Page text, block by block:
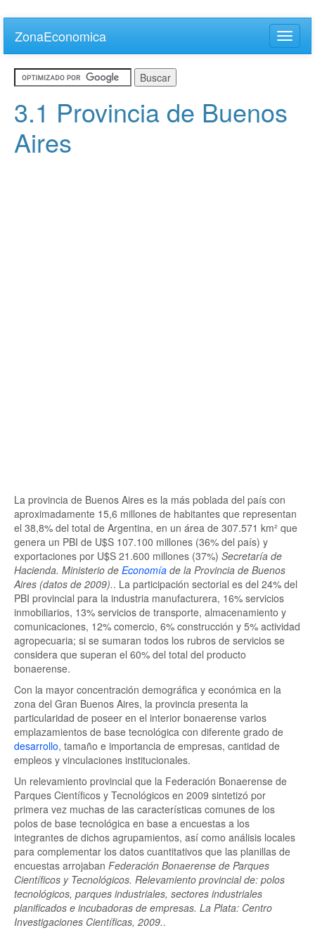
main
content
ZonaEconomica
Toggle
3.1 Provincia de Buenos
Aires
La provincia de Buenos Aires es la más poblada del país con
aproximadamente 15,6 millones de habitantes que representan
el 38,8% del total de Argentina, en un área de 307.571 km² que
genera un PBI de U$S 107.100 millones (36% del país) y
exportaciones por U$S 21.600 millones (37%) Secretaría de
Hacienda. Ministerio de Economía de la Provincia de Buenos
Aires (datos de 2009).. La participación sectorial es del 24% del
PBI provincial para la industria manufacturera, 16% servicios
inmobiliarios, 13% servicios de transporte, almacenamiento y
comunicaciones, 12% comercio, 6% construcción y 5% actividad
agropecuaria; si se sumaran todos los rubros de servicios se
considera que superan el 60% del total del producto
bonaerense.
Con la mayor concentración demográfica y económica en la
zona del Gran Buenos Aires, la provincia presenta la
particularidad de poseer en el interior bonaerense varios
emplazamientos de base tecnológica con diferente grado de
desarrollo, tamaño e importancia de empresas, cantidad de
empleos y vinculaciones institucionales.
Un relevamiento provincial que la Federación Bonaerense de
Parques Científicos y Tecnológicos en 2009 sintetizó por
primera vez muchas de las características comunes de los
polos de base tecnológica en base a encuestas a los
integrantes de dichos agrupamientos, así como análisis locales
para complementar los datos cuantitativos que las planillas de
encuestas arrojaban Federación Bonaerense de Parques
Científicos y Tecnológicos. Relevamiento provincial de: polos
tecnológicos, parques industriales, sectores industriales
planificados e incubadoras de empresas. La Plata: Centro
Investigaciones Científicas, 2009..